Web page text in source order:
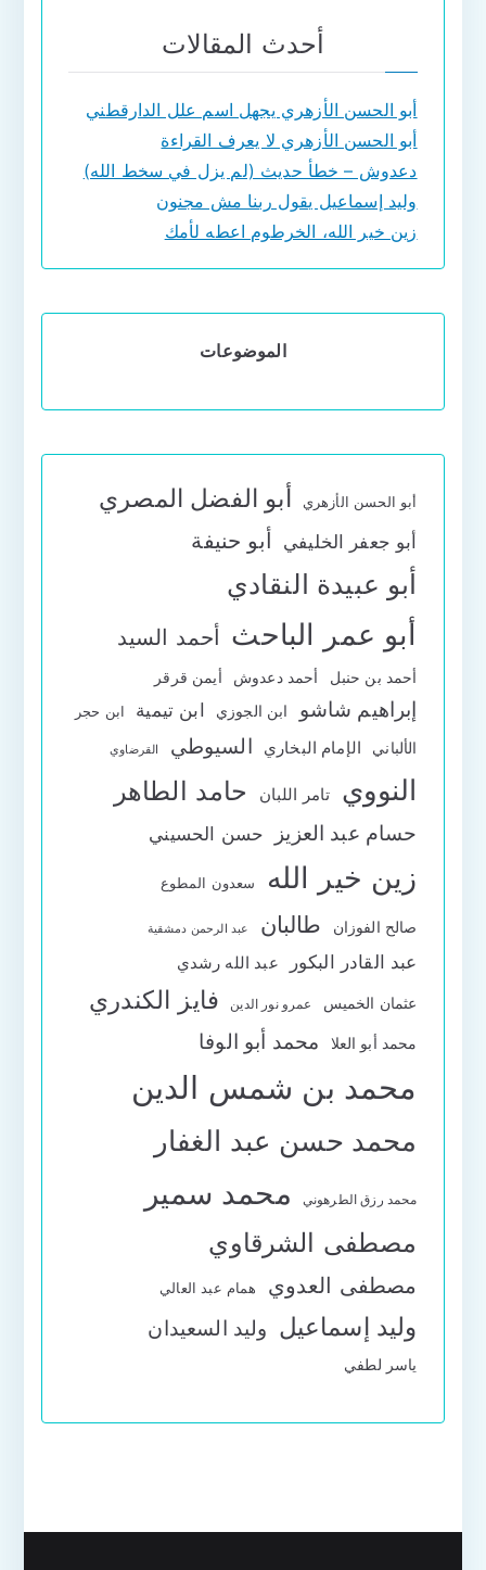
أحدث المقالات
أبو الحسن الأزهري يجهل اسم علل الدارقطني
أبو الحسن الأزهري لا يعرف القراءة
دعدوش – خطأ حديث (لم يزل في سخط الله)
وليد إسماعيل يقول ربنا مش مجنون
زين خير الله، الخرطوم اعطه لأمك
الموضوعات
أبو الحسن الأزهري أبو الفضل المصري
أبو جعفر الخليفي أبو حنيفة
أبو عبيدة النقادي
أبو عمر الباحث أحمد السيد
أحمد بن حنبل أحمد دعدوش أيمن قرقر
إبراهيم شاشو ابن الجوزي ابن تيمية ابن حجر
الألباني الإمام البخاري السيوطي القرضاوي
النووي تامر اللبان حامد الطاهر
حسام عبد العزيز حسن الحسيني
زين خير الله سعدون المطوع
صالح الفوزان طالبان عبد الرحمن دمشقية
عبد القادر البكور عبد الله رشدي
عثمان الخميس عمرو نور الدين فايز الكندري
محمد أبو العلا محمد أبو الوفا
محمد بن شمس الدين
محمد حسن عبد الغفار
محمد رزق الطرهوني محمد سمير
مصطفى الشرقاوي
مصطفى العدوي همام عبد العالي
وليد إسماعيل وليد السعيدان
ياسر لطفي